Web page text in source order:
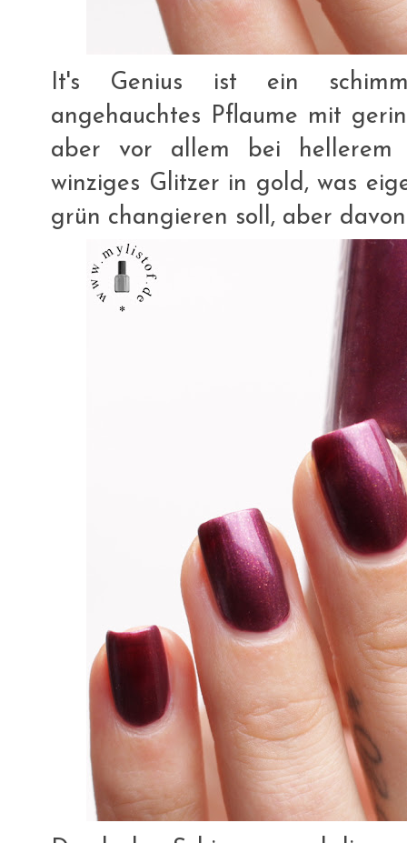
It's Genius ist ein
angehauchtes Pflaume mit
aber vor allem bei hellerem
winziges Glitzer in gold, was
grün changieren soll, aber